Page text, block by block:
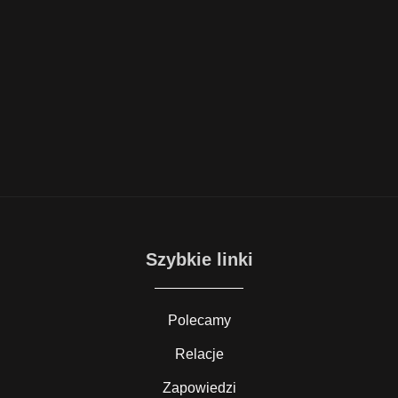
Szybkie linki
Polecamy
Relacje
Zapowiedzi